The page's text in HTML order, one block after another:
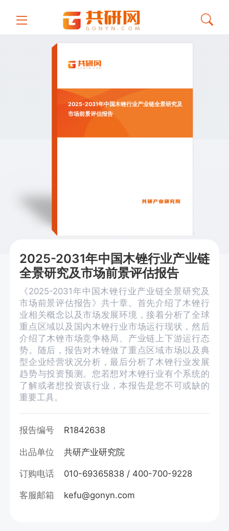
2025-2031年中国木锉行业产业链全景研究及
市场前景评估报告
2025-2031年中国木锉行业产业链
全景研究及市场前景评估报告
《2025-2031年中国木锉行业产业链全景研究及
市场前景评估报告》共十章。首先介绍了木锉行
业相关概念以及市场发展环境，接着分析了全球
重点区域以及国内木锉行业市场运行现状，然后
介绍了木锉市场竞争格局、产业链上下游运行态
势。随后，报告对木锉做了重点区域市场以及典
型企业经营状况分析，最后分析了木锉行业发展
趋势与投资预测。您若想对木锉行业有个系统的
了解或者想投资该行业，本报告是您不可或缺的
重要工具。
报告编号 R1842638
出品单位 共研产业研究院
订购电话 010-69365838 / 400-700-9228
客服邮箱 kefu@gonyn.com